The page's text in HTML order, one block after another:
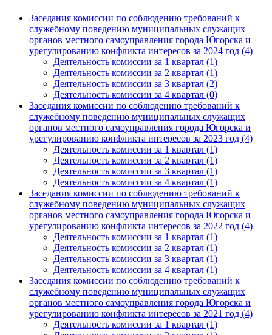
Заседания комиссии по соблюдению требований к
служебному поведению муниципальных служащих
органов местного самоуправления города Югорска и
урегулированию конфликта интересов за 2024 год (4)
Деятельность комиссии за 1 квартал (1)
Деятельность комиссии за 2 квартал (1)
Деятельность комиссии за 3 квартал (2)
Деятельность комиссии за 4 квартал (0)
Заседания комиссии по соблюдению требований к
служебному поведению муниципальных служащих
органов местного самоуправления города Югорска и
урегулированию конфликта интересов за 2023 год (4)
Деятельность комиссии за 1 квартал (1)
Деятельность комиссии за 2 квартал (1)
Деятельность комиссии за 3 квартал (1)
Деятельность комиссии за 4 квартал (1)
Заседания комиссии по соблюдению требований к
служебному поведению муниципальных служащих
органов местного самоуправления города Югорска и
урегулированию конфликта интересов за 2022 год (4)
Деятельность комиссии за 1 квартал (1)
Деятельность комиссии за 2 квартал (1)
Деятельность комиссии за 3 квартал (1)
Деятельность комиссии за 4 квартал (1)
Заседания комиссии по соблюдению требований к
служебному поведению муниципальных служащих
органов местного самоуправления города Югорска и
урегулированию конфликта интересов за 2021 год (4)
Деятельность комиссии за 1 квартал (1)